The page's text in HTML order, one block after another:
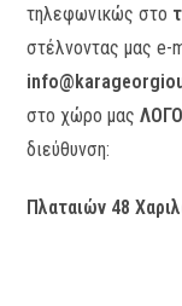
τηλεφωνικώς στο
στέλνοντας μας e-
στο χώρο μας
διεύθυνση:
Πλαταιών 48